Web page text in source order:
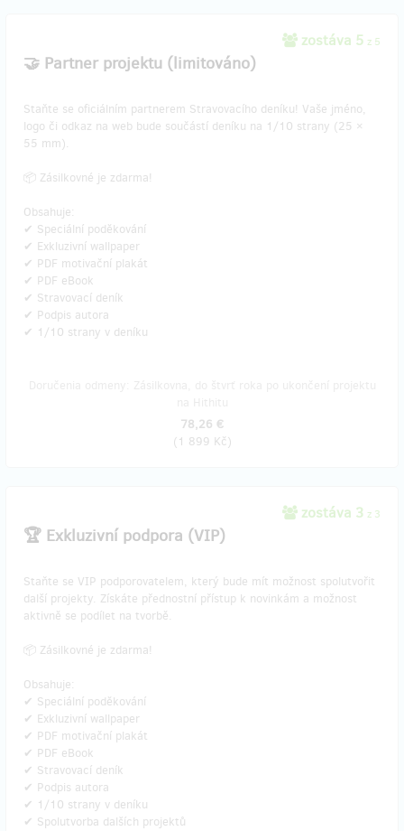
zostáva 5 z 5
🤝 Partner projektu (limitováno)
Staňte se oficiálním partnerem Stravovacího deníku! Vaše jméno,
logo či odkaz na web bude součástí deníku na 1/10 strany (25 ×
55 mm).
📦 Zásilkovné je zdarma!
Obsahuje:
✔ Speciální poděkování
✔ Exkluzivní wallpaper
✔ PDF motivační plakát
✔ PDF eBook
✔ Stravovací deník
✔ Podpis autora
✔ 1/10 strany v deníku
78,26 €
(1 899 Kč)
zostáva 3 z 3
🏆 Exkluzivní podpora (VIP)
Staňte se VIP podporovatelem, který bude mít možnost spolutvořit
další projekty. Získáte přednostní přístup k novinkám a možnost
aktivně se podílet na tvorbě.
📦 Zásilkovné je zdarma!
Obsahuje:
✔ Speciální poděkování
✔ Exkluzivní wallpaper
✔ PDF motivační plakát
✔ PDF eBook
✔ Stravovací deník
✔ Podpis autora
✔ 1/10 strany v deníku
✔ Spolutvorba dalších projektů